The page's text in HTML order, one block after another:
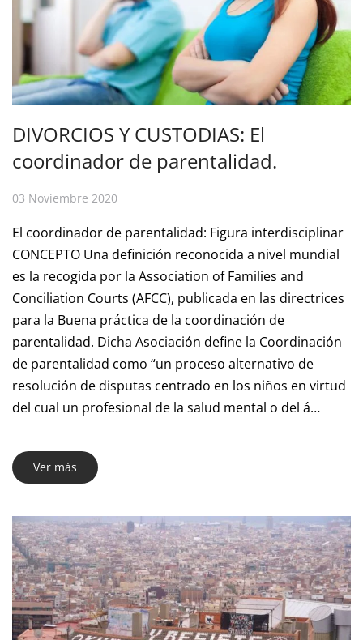
DIVORCIOS Y CUSTODIAS: El
coordinador de parentalidad.
03 Noviembre 2020
El coordinador de parentalidad: Figura interdisciplinar
CONCEPTO Una definición reconocida a nivel mundial
es la recogida por la Association of Families and
Conciliation Courts (AFCC), publicada en las directrices
para la Buena práctica de la coordinación de
parentalidad. Dicha Asociación define la Coordinación
de parentalidad como “un proceso alternativo de
resolución de disputas centrado en los niños en virtud
del cual un profesional de la salud mental o del á…
Ver más